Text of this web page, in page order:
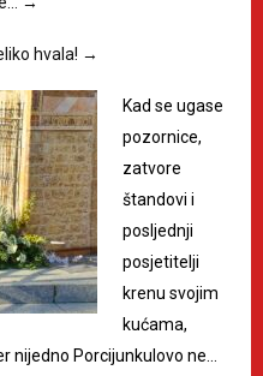
hvala! →
Kad se ugase
pozornice,
zatvore
štandovi i
posljednji
posjetitelji
krenu svojim
kućama,
nijedno Porcijunkulovo ne…